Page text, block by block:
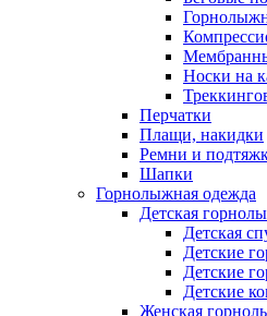
Носки на
Перчатки
Плащи, накидки
Ремни и
Шапки
Горнолыжная одежда
Детская
Детская
Детские
Детские
Детские
Женская